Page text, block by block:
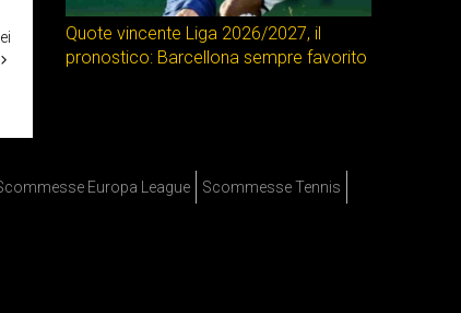
Quote vincente Liga 2026/2027, il
pronostico: Barcellona sempre favorito
Europa League
Scommesse Tennis